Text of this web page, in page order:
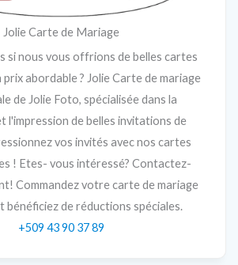
Jolie Carte de Mariage
si nous vous offrions de belles cartes
abordable ? Jolie Carte de mariage
de Jolie Foto, spécialisée dans la
l'impression de belles invitations de
vos invités avec nos cartes
! Etes- vous intéressé? Contactez-
Commandez votre carte de mariage
bénéficiez de réductions spéciales.
+509 43 90 37 89